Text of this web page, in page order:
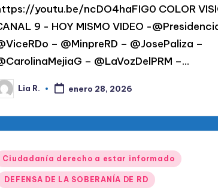
youtu.be/ncDO4haFIG0 COLOR
9 - HOY MISMO VIDEO -
– @MinpreRD – @JosePaliza –
– @LaVozDelPRM –…
Lia R. enero 28, 2026
Ciudadanía derecho a estar informado
DEFENSA DE LA SOBERANÍA DE RD